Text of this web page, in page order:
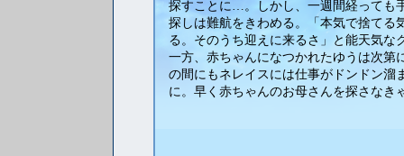
探すことに…。しかし、一週間経っても
探しは難航をきわめる。「本気で捨てる
る。そのうち迎えに来るさ」と能天気な
一方、赤ちゃんになつかれたゆうは次第
の間にもネレイスには仕事がドンドン溜
に。早く赤ちゃんのお母さんを探さなき